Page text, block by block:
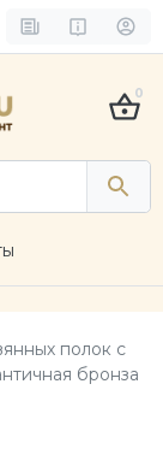
0
полок с
бронза